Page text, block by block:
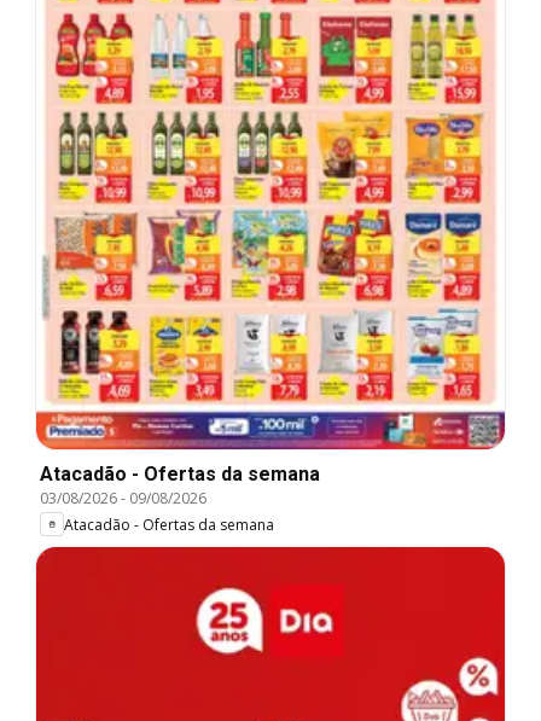
Atacadão - Ofertas da semana
03/08/2026- 09/08/2026
Atacadão - Ofertas da semana